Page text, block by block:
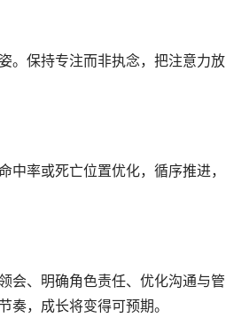
。保持专注而非执念，把注意力放
率或死亡位置优化，循序推进，
会、明确角色责任、优化沟通与管
，成长将变得可预期。